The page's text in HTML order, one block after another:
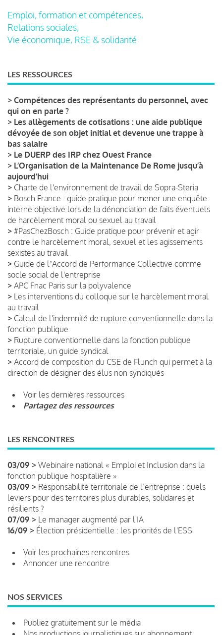
Emploi, formation et compétences,
Relations sociales,
Vie économique, RSE & solidarité
LES RESSOURCES
> Compétences des représentants du personnel, avec
qui on en parle ?
> Les allègements de cotisations : une aide publique
dévoyée de son objet initial et devenue une trappe à
bas salaire
> Le DUERP des IRP chez Ouest France
> L’Organisation de la Maintenance De Rome jusqu’à
aujourd’hui
> Charte de l'environnement de travail de Sopra-Steria
> Bosch France : guide pratique pour mener une enquête
interne objective lors de la dénonciation de faits éventuels
de harcèlement moral ou sexuel au travail
> #PasChezBosch : Guide pratique pour prévenir et agir
contre le harcèlement moral, sexuel et les agissements
sexistes au travail
> Guide de lʼAccord de Performance Collective comme
socle social de l'entreprise
> APC Fnac Paris sur la polyvalence
> Les interventions du colloque sur le harcèlement moral
au travail
> Calcul de l'indemnité de rupture conventionnelle dans la
fonction publique
> Rupture conventionnelle dans la fonction publique
territoriale, un guide syndical
> Accord de composition du CSE de Flunch qui permet à la
direction de désigner des élus non syndiqués
Voir les dernières ressources
Partagez des ressources
LES RENCONTRES
03/09 > Webinaire national « Emploi et Inclusion dans la
fonction publique hospitalière »
03/09 > Responsabilité territoriale de l’entreprise : quels
leviers pour des territoires plus durables, solidaires et
résilients ?
07/09 > Le manager augmenté par l'IA
16/09 > Élection présidentielle : les priorités de l'ESS
Voir les prochaines rencontres
Annoncer une rencontre
NOS SERVICES
Publiez gratuitement sur le média